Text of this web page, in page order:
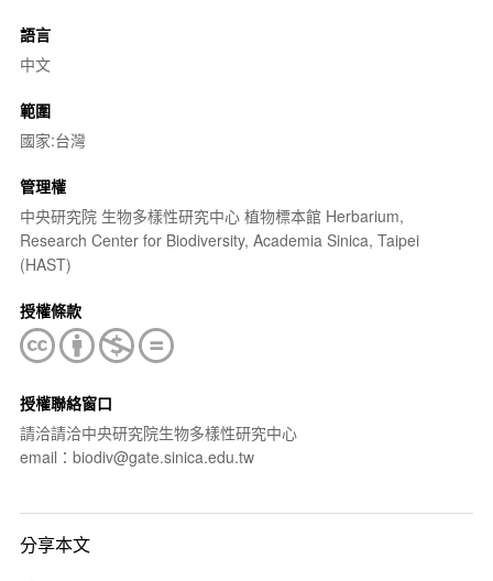
語言
中文
範圍
國家:台灣
管理權
中央研究院 生物多樣性研究中心 植物標本館 Herbarium,
Research Center for Biodiversity, Academia Sinica, Taipei
(HAST)
授權條款
授權聯絡窗口
請洽請洽中央研究院生物多樣性研究中心
email：biodiv@gate.sinica.edu.tw
分享本文